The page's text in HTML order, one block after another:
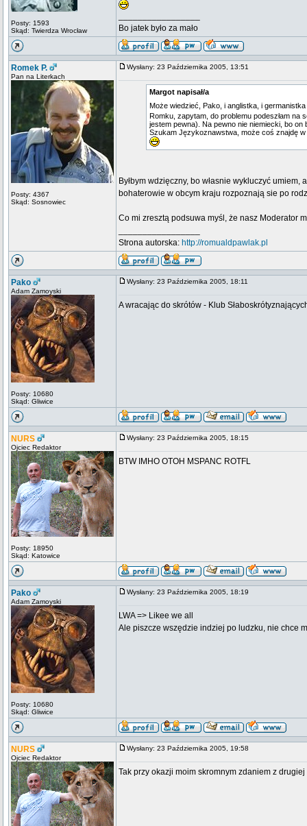
Posty: 1593
Skąd: Twierdza Wrocław
Bo jatek było za mało
Romek P.
Pan na Literkach
Posty: 4367
Skąd: Sosnowiec
Wysłany: 23 Października 2005, 13:51
Margot napisał/a
Może wiedzieć, Pako, i anglistka, i germanistka
Romku, zapytam, do problemu podeszłam na
jestem pewna). Na pewno nie niemiecki, bo
Szukam Językoznawstwa, może coś znajdę w
Byłbym wdzięczny, bo własnie wykluczyć
bohaterowie w obcym kraju rozpoznają sie po
Co mi zresztą podsuwa myśl, że nasz Moderator
Strona autorska: http://romualdpawlak.pl
Pako
Adam Zamoyski
Posty: 10680
Skąd: Gliwice
Wysłany: 23 Października 2005, 18:11
A wracając do skrótów - Klub
NURS
Ojciec Redaktor
Posty: 18950
Skąd: Katowice
Wysłany: 23 Października 2005, 18:15
BTW IMHO OTOH MSPANC ROTFL
Pako
Adam Zamoyski
Posty: 10680
Skąd: Gliwice
Wysłany: 23 Października 2005, 18:19
LWA => Likee we all
Ale piszcze wszędzie indziej po ludzku, nie chce
NURS
Ojciec Redaktor
Wysłany: 23 Października 2005, 19:58
Tak przy okazji moim skromnym zdaniem z